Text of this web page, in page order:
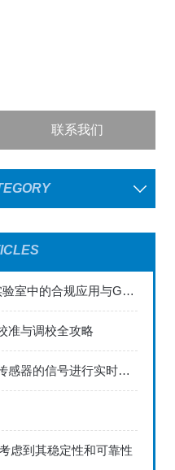
联系我们
EXCELL天平在制药QC实验室中的合规应用与GMP验证要点
准与调校全攻略
EXCELL天平内置软件对传感器的信号进行实时处理和分析
虑到其稳定性和可靠性